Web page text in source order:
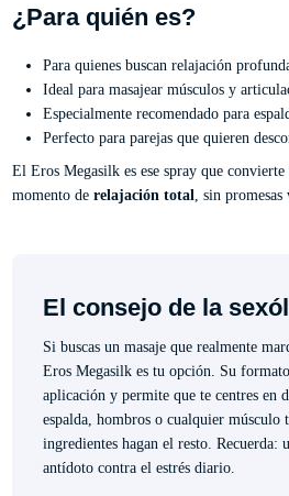
¿Para quién es?
Para quienes buscan relajación
Ideal para masajear músculos y
Especialmente recomendado para
Perfecto para parejas que quieren
El Eros Megasilk es ese spray que
momento de relajación total, sin promesas
El consejo de la
Si buscas un masaje que realmente
Eros Megasilk es tu opción. Su
aplicación y permite que te centres en
espalda, hombros o cualquier músculo
ingredientes hagan el resto. Recuerda:
antídoto contra el estrés diario.